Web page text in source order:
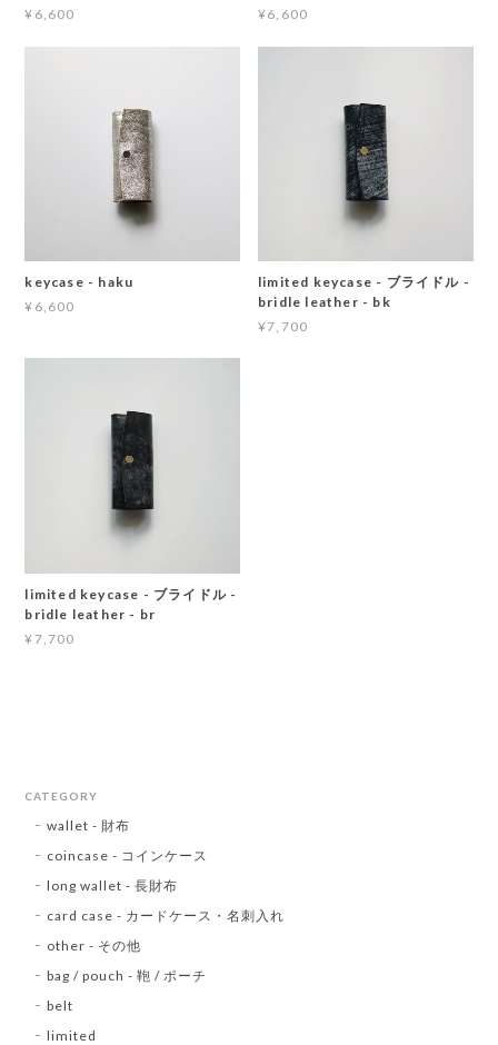
¥6,600
¥6,600
keycase - haku
¥6,600
limited keycase - ブライドル -
bridle leather - bk
¥7,700
limited keycase - ブライドル -
bridle leather - br
¥7,700
CATEGORY
wallet - 財布
coincase - コインケース
long wallet - 長財布
card case - カードケース・名刺入れ
other - その他
bag / pouch - 鞄 / ポーチ
belt
limited